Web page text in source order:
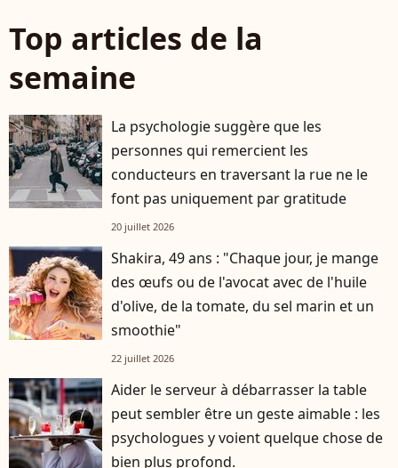
Top articles de la
semaine
La psychologie suggère que les
personnes qui remercient les
conducteurs en traversant la rue ne le
font pas uniquement par gratitude
20 juillet 2026
Shakira, 49 ans : "Chaque jour, je mange
des œufs ou de l'avocat avec de l'huile
d'olive, de la tomate, du sel marin et un
smoothie"
22 juillet 2026
Aider le serveur à débarrasser la table
peut sembler être un geste aimable : les
psychologues y voient quelque chose de
bien plus profond.